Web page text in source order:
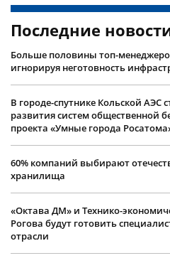
Последние
Больше половины топ-
игнорируя неготовность
В городе-спутнике Кольской АЭС
развития систем общественной
проекта «Умные города
60% компаний выбирают
хранилища
«Октава ДМ» и Технико-
Рогова будут готовить
отрасли